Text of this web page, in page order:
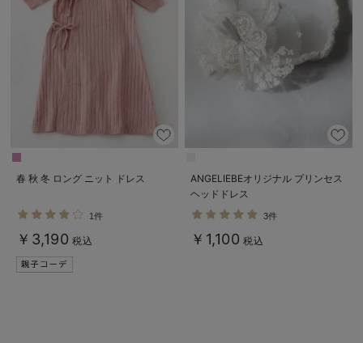
春 秋 冬 ロング ニット ドレス
1件
￥3,190 税込
ANGELIEBEオリジナル プリンセス
ヘッドドレス
3件
￥1,100 税込